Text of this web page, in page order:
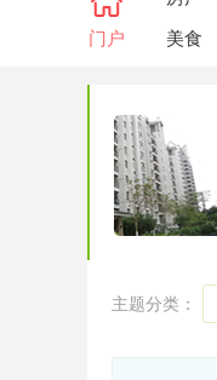
门户
美食
主题分类：